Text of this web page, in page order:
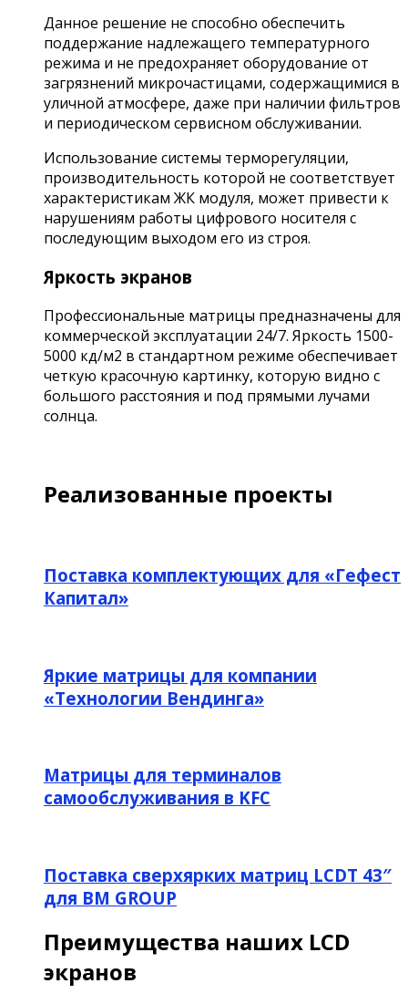
Данное решение не способно обеспечить
поддержание надлежащего температурного
режима и не предохраняет оборудование от
загрязнений микрочастицами, содержащимися в
уличной атмосфере, даже при наличии фильтров
и периодическом сервисном обслуживании.
Использование системы терморегуляции,
производительность которой не соответствует
характеристикам ЖК модуля, может привести к
нарушениям работы цифрового носителя с
последующим выходом его из строя.
Яркость экранов
Профессиональные матрицы предназначены для
коммерческой эксплуатации 24/7. Яркость 1500-
5000 кд/м2 в стандартном режиме обеспечивает
четкую красочную картинку, которую видно с
большого расстояния и под прямыми лучами
солнца.
Реализованные проекты
Поставка комплектующих для «Гефест
Капитал»
Яркие матрицы для компании
«Технологии Вендинга»
Матрицы для терминалов
самообслуживания в KFC
Поставка сверхярких матриц LCDT 43″
для BM GROUP
Преимущества наших LCD
экранов